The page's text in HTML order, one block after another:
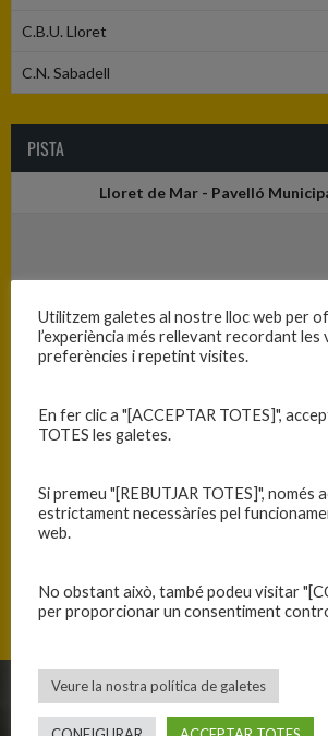
C.B.U. Lloret
C.N. Sabadell
PISTA
Lloret de Mar - Pavelló
Avgda Rieral s/n, 17310 Lloret de
Utilitzem galetes al nostre lloc web per
l’experiència més rellevant recordant les
preferències i repetint visites.
En fer clic a "[ACCEPTAR TOTES]",
TOTES les galetes.
Si premeu "[REBUTJAR TOTES]", només
estrictament necessàries pel
web.
No obstant això, també podeu visitar
per proporcionar un consentiment
Veure la nostra política de galetes